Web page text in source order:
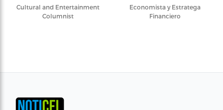
Cultural and Entertainment
Columnist
Economista y Estratega
Financiero